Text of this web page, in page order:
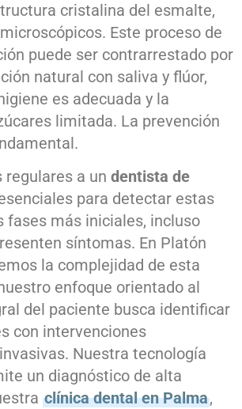
cristalina del esmalte,
Este proceso de
puede ser contrarrestado por
natural con saliva y flúor,
es adecuada y la
limitada. La prevención
regulares a un dentista de
para detectar estas
fases más iniciales, incluso
síntomas. En Platón
la complejidad de esta
enfoque orientado al
del paciente busca identificar
con intervenciones
Nuestra tecnología
un diagnóstico de alta
clínica dental en Palma,